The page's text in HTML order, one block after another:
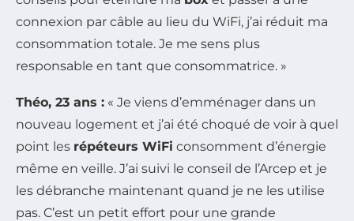
connexion par câble au lieu du WiFi, j’ai réduit ma
consommation totale. Je me sens plus
responsable en tant que consommatrice. »
Théo, 23 ans : « Je viens d’emménager dans un
nouveau logement et j’ai été choqué de voir à quel
point les répéteurs WiFi consomment d’énergie
même en veille. J’ai suivi le conseil de l’Arcep et je
les débranche maintenant quand je ne les utilise
pas. C’est un petit effort pour une grande